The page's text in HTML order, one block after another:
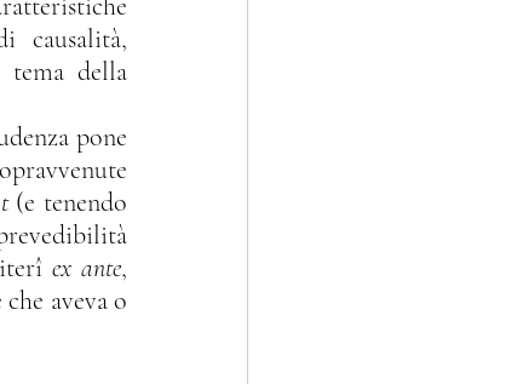
causalità,
tema della
pone
(e tenendo
ex ante,
aveva o